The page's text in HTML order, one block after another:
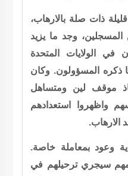
ذات صلة بالارهاب،
82 ألفا من المسجلين، وجد ما يزيد
في الولايات المتحدة
ذكره المسؤولون. وكان
موقف لين ومتساهل
واظهروا استعدادهم
الارهاب.
وعود بمعاملة خاصة.
سيجري ترحيلهم في